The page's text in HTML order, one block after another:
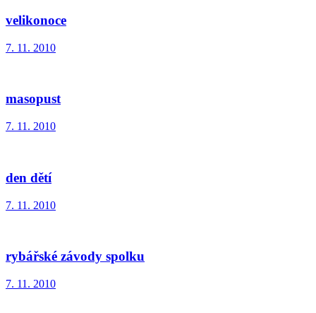
velikonoce
7. 11. 2010
masopust
7. 11. 2010
den dětí
7. 11. 2010
rybářské závody spolku
7. 11. 2010